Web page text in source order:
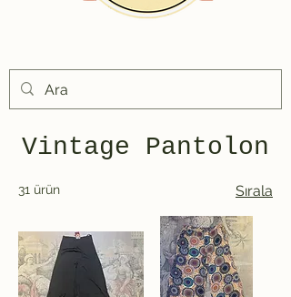
Vintage Pantolon
31 ürün Sırala